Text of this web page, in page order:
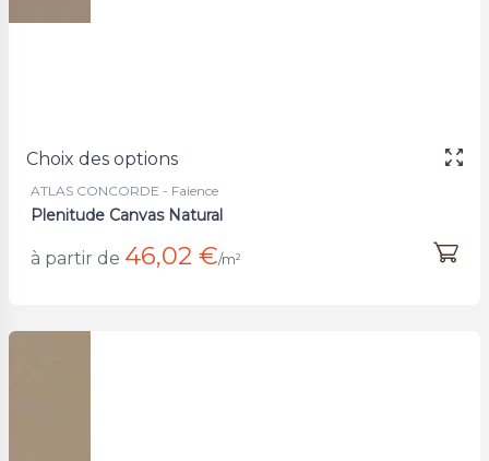
Choix des options
ATLAS CONCORDE - Faience
Plenitude Canvas Natural
à partir de 46,02 €/m²